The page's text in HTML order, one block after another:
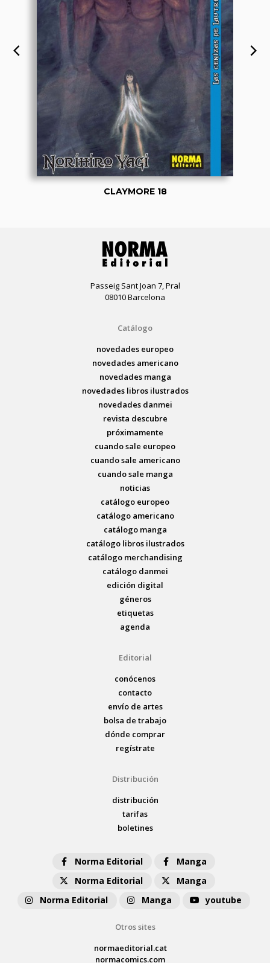
CLAYMORE 18
Passeig Sant Joan 7, Pral
08010 Barcelona
Catálogo
novedades europeo
novedades americano
novedades manga
novedades libros ilustrados
novedades danmei
revista descubre
próximamente
cuando sale europeo
cuando sale americano
cuando sale manga
noticias
catálogo europeo
catálogo americano
catálogo manga
catálogo libros ilustrados
catálogo merchandising
catálogo danmei
edición digital
géneros
etiquetas
agenda
Editorial
conócenos
contacto
envío de artes
bolsa de trabajo
dónde comprar
regístrate
Distribución
distribución
tarifas
boletines
Norma Editorial
Manga
Norma Editorial
Manga
Norma Editorial
Manga youtube
Otros sites
normaeditorial.cat
normacomics.com